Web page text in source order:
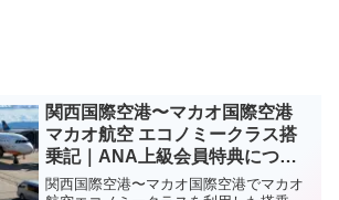
関西国際空港〜マカオ国際空港
マカオ航空 エコノミークラス搭
乗記｜ANA上級会員特典につい
ても解説！
関西国際空港〜マカオ国際空港でマカオ